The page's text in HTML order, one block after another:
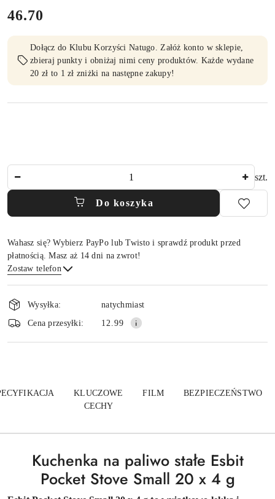
cena:
46.70
Dołącz do Klubu Korzyści Natugo. Załóż konto w sklepie,
zbieraj punkty i obniżaj nimi ceny produktów. Każde wydane
20 zł to 1 zł zniżki na następne zakupy!
szt.
Do koszyka
Wahasz się? Wybierz PayPo lub Twisto i sprawdź produkt przed
płatnością. Masz aż 14 dni na zwrot!
Zostaw telefon
Wyślij
Dostępność
i
dostawa
Wysyłka:
natychmiast
Cena przesyłki:
12.99
KLUCZOWE
CECHY
FILM BEZPIECZEŃSTWO
Kuchenka na paliwo stałe Esbit
Pocket Stove Small 20 x 4 g